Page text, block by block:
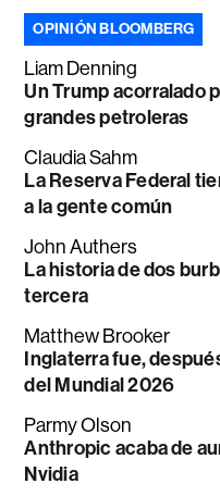
OPINIÓN BLOOMBERG
Liam Denning
Un Trump acorralado
grandes petroleras
Claudia Sahm
La Reserva Federal
a la gente común
John Authers
La historia de dos
tercera
Matthew Brooker
Inglaterra fue,
del Mundial 2026
Parmy Olson
Anthropic acaba de
Nvidia